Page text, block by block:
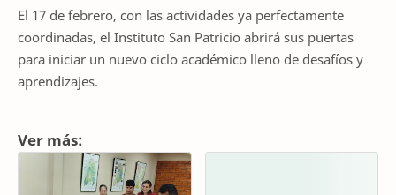
El 17 de febrero, con las actividades ya perfectamente
coordinadas, el Instituto San Patricio abrirá sus puertas
para iniciar un nuevo ciclo académico lleno de desafíos y
aprendizajes.
Ver más: